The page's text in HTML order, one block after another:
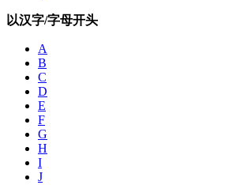
以汉字/字母开头
A
B
C
D
E
F
G
H
I
J